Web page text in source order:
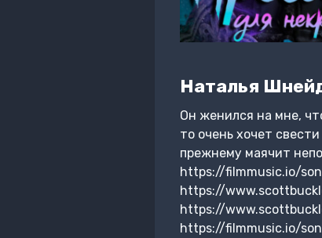
Наталья
Он женился на мне,
то очень хочет
прежнему маячит
https://filmmusic.io/
https://
https://
https://filmmusic.io/